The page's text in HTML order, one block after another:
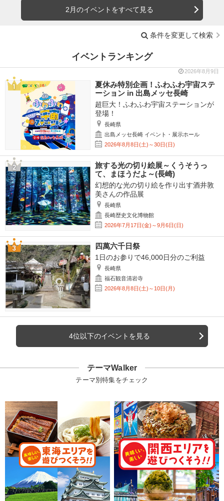
2月のイベントをすべて見る
条件を変更して検索
イベントランキング
2026年8月9日
夏休み特別企画！ふわふわ宇宙ステ
ーション in 出島メッセ長崎
超巨大！ふわふわ宇宙ステーションが
登場！
長崎県
出島メッセ長崎 イベント・展示ホール
2026年8月8日(土)～30日(日)
旅する光の切り絵展～くうそうっ
て、まほうだよ～(長崎)
幻想的な光の切り絵を作り出す酒井敦
美さんの作品展
長崎県
長崎歴史文化博物館
2026年7月17日(金)～9月6日(日)
四萬六千日祭
1日のお参りで46,000日分のご利益
長崎県
福石観音清岩寺
2026年8月8日(土)～10日(月)
4位以下のイベントを見る
テーマWalker
テーマ別特集をチェック